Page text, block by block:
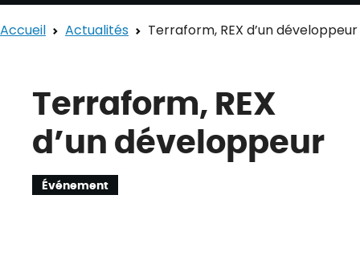
Accueil Actualités Terraform, REX d’un développeur
Terraform, REX
d’un développeur
Événement